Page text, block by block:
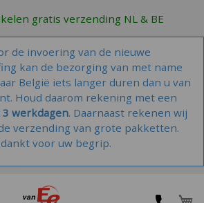
gratis verzending NL & BE
de invoering van de nieuwe
kan de bezorging van met name
België iets langer duren dan u van
Houd daarom rekening met een
werkdagen. Daarnaast rekenen wij
verzending van grote pakketten.
voor uw begrip.